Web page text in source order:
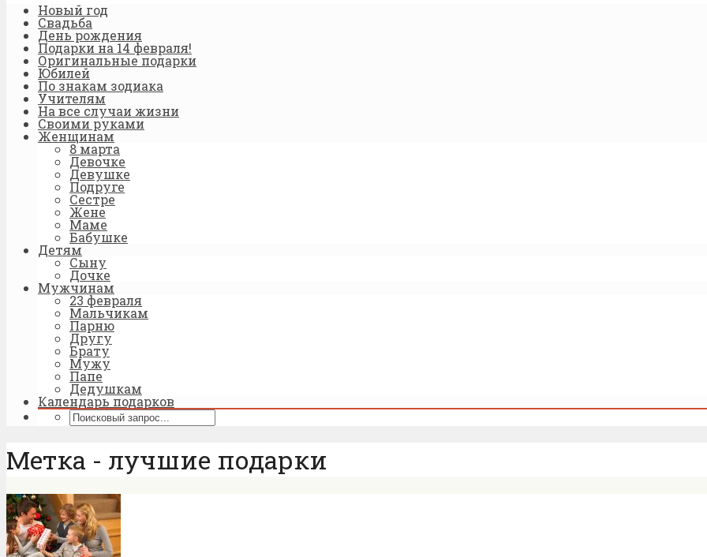
Новый год
Свадьба
День рождения
Подарки на 14 февраля!
Оригинальные подарки
Юбилей
По знакам зодиака
Учителям
На все случаи жизни
Своими руками
Женщинам
8 марта
Девочке
Девушке
Подруге
Сестре
Жене
Маме
Бабушке
Детям
Сыну
Дочке
Мужчинам
23 февраля
Мальчикам
Парню
Другу
Брату
Мужу
Папе
Дедушкам
Календарь подарков
Метка - лучшие подарки